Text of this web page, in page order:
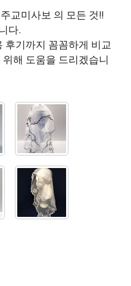
교미사보 의 모든 것!!
다.
후기까지 꼼꼼하게 비교
해 도움을 드리겠습니